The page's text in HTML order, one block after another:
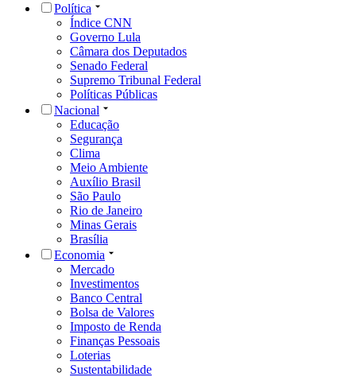
Política
Índice CNN
Governo Lula
Câmara dos Deputados
Senado Federal
Supremo Tribunal Federal
Políticas Públicas
Nacional
Educação
Segurança
Clima
Meio Ambiente
Auxílio Brasil
São Paulo
Rio de Janeiro
Minas Gerais
Brasília
Economia
Mercado
Investimentos
Banco Central
Bolsa de Valores
Imposto de Renda
Finanças Pessoais
Loterias
Sustentabilidade